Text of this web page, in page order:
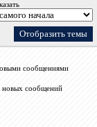
сообщениями
новых сообщений